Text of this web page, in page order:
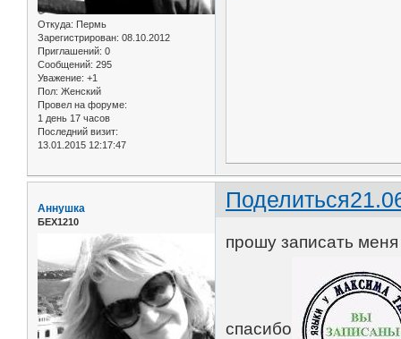
Откуда: Пермь
Зарегистрирован: 08.10.2012
Приглашений: 0
Сообщений: 295
Уважение: +1
Пол: Женский
Провел на форуме:
1 день 17 часов
Последний визит:
13.01.2015 12:17:47
Поделиться
Аннушка
БЕХ1210
прошу записать
спасибо